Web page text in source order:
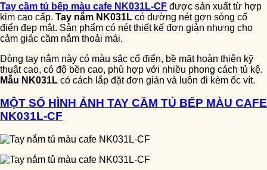
Tay cầm tủ bếp màu cafe NK031L-CF được sản xuất từ hợp
kim cao cấp. Tay nắm NK031L có đường nét gợn sóng cổ
điển đẹp mắt. Sản phẩm có nét thiết kế đơn giản nhưng cho
cảm giác cầm nắm thoải mái.
Dòng tay nắm này có màu sắc cổ điển, bề mặt hoàn thiện kỹ
thuật cao, có độ bền cao, phù hợp với nhiều phong cách tủ kệ.
Mẫu NK031L có cách lắp đặt đơn giản và luôn đi kèm ốc vít.
MỘT SỐ HÌNH ẢNH TAY CẦM TỦ BẾP MÀU CAFE
NK031L-CF